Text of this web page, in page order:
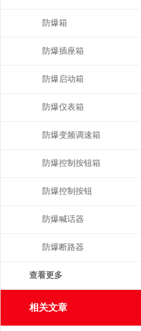
防爆箱
防爆插座箱
防爆启动箱
防爆仪表箱
防爆变频调速箱
防爆控制按钮箱
防爆控制按钮
防爆喊话器
防爆断路器
查看更多
相关文章